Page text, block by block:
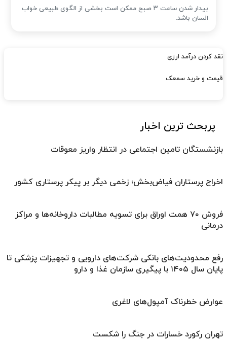
بیدار شدن ساعت ۳ صبح ممکن است بخشی از الگوی طبیعی خواب
انسان باشد.
نقد کردن درآمد ارزی
قیمت و خرید سمعک
پربحث ترین اخبار
بازنشستگان تامین اجتماعی در انتظار واریز معوقات
اخراج پرستاران فیاض‌بخش؛ زخمی دیگر بر پیکر پرستاری کشور
فروش ۷۰ همت اوراق برای تسویه مطالبات داروخانه‌ها و مراکز
درمانی
رفع محدودیت‌های بانکی شرکت‌های دارویی و تجهیزات پزشکی تا
پایان سال ۱۴۰۵ با پیگیری سازمان غذا و دارو
عوارض خطرناک آمپول‌های لاغری
تهران رکورد خسارات در جنگ را شکست